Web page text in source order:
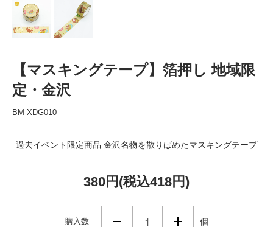
【マスキングテープ】箔押し 地域限
定・金沢
BM-XDG010
過去イベント限定商品 金沢名物を散りばめたマスキングテープ
380円(税込418円)
購入数 個